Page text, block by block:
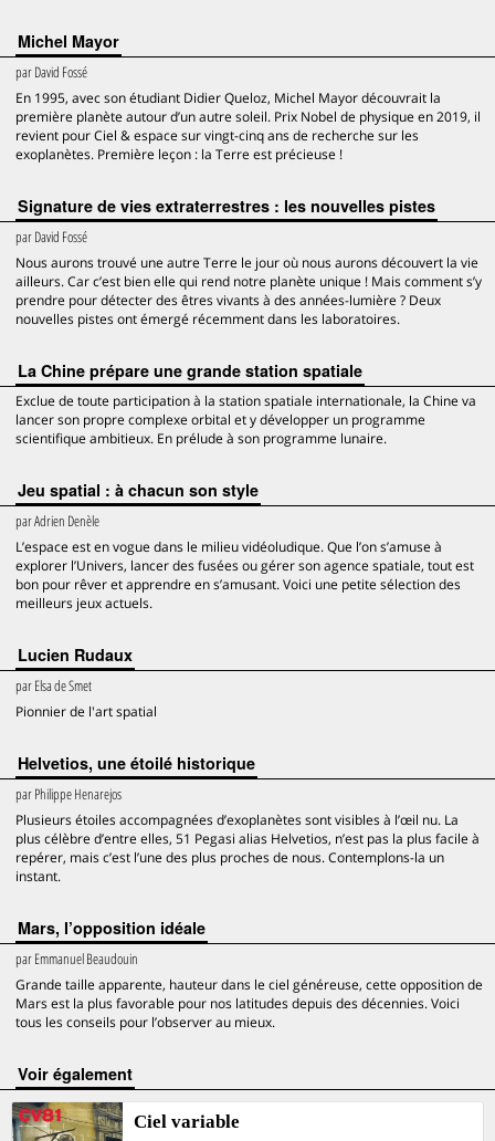
Michel Mayor
parDavid Fossé
En 1995, avec son étudiant Didier Queloz, Michel Mayor découvrait la
première planète autour d’un autre soleil. Prix Nobel de physique en 2019, il
revient pour Ciel & espace sur vingt-cinq ans de recherche sur les
exoplanètes. Première leçon : la Terre est précieuse !
Signature de vies extraterrestres : les nouvelles pistes
parDavid Fossé
Nous aurons trouvé une autre Terre le jour où nous aurons découvert la vie
ailleurs. Car c’est bien elle qui rend notre planète unique ! Mais comment s’y
prendre pour détecter des êtres vivants à des années-lumière ? Deux
nouvelles pistes ont émergé récemment dans les laboratoires.
La Chine prépare une grande station spatiale
Exclue de toute participation à la station spatiale internationale, la Chine va
lancer son propre complexe orbital et y développer un programme
scientifique ambitieux. En prélude à son programme lunaire.
Jeu spatial : à chacun son style
parAdrien Denèle
L’espace est en vogue dans le milieu vidéoludique. Que l’on s’amuse à
explorer l’Univers, lancer des fusées ou gérer son agence spatiale, tout est
bon pour rêver et apprendre en s’amusant. Voici une petite sélection des
meilleurs jeux actuels.
Lucien Rudaux
parElsa de Smet
Pionnier de l'art spatial
Helvetios, une étoilé historique
parPhilippe Henarejos
Plusieurs étoiles accompagnées d’exoplanètes sont visibles à l’œil nu. La
plus célèbre d’entre elles, 51 Pegasi alias Helvetios, n’est pas la plus facile à
repérer, mais c’est l’une des plus proches de nous. Contemplons-la un
instant.
Mars, l’opposition idéale
parEmmanuel Beaudouin
Grande taille apparente, hauteur dans le ciel généreuse, cette opposition de
Mars est la plus favorable pour nos latitudes depuis des décennies. Voici
tous les conseils pour l’observer au mieux.
voir également
Ciel variable